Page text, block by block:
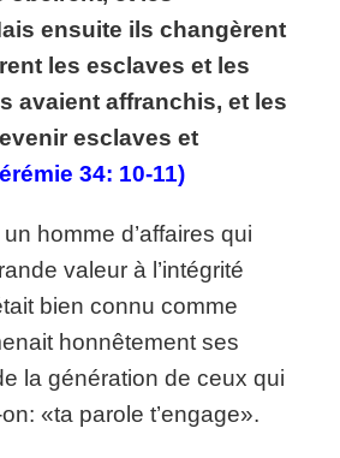
ensuite ils changèrent
les esclaves et les
avaient affranchis, et les
esclaves et
34: 10-11)
homme d’affaires qui
valeur à l’intégrité
bien connu comme
honnêtement ses
la génération de ceux qui
«ta parole t’engage».